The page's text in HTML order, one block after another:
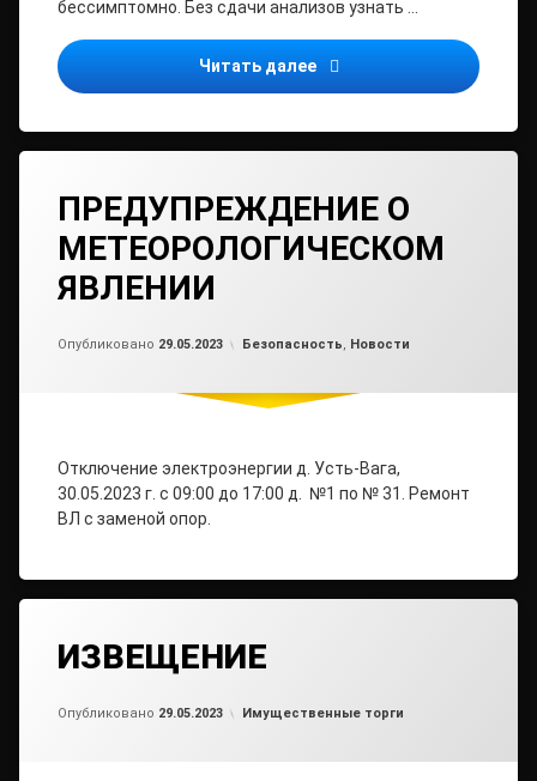
бессимптомно. Без сдачи анализов узнать …
Читать далее Минздрав
ПРЕДУПРЕЖДЕНИЕ О
МЕТЕОРОЛОГИЧЕСКОМ
ЯВЛЕНИИ
Опубликовано 29.05.2023 Рубрики:
Безопасность, Новости
Отключение электроэнергии д. Усть-Вага,
30.05.2023 г. с 09:00 до 17:00 д. №1 по № 31. Ремонт
ВЛ с заменой опор.
ИЗВЕЩЕНИЕ
Опубликовано 29.05.2023 Рубрики:
Имущественные торги